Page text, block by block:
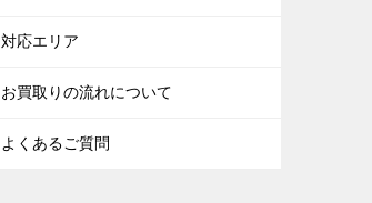
対応エリア
お買取りの流れについて
よくあるご質問